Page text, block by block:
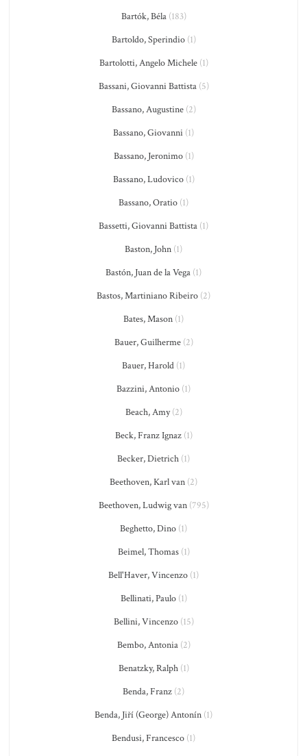
Bartók, Béla(183)
Bartoldo, Sperindio(1)
Bartolotti, Angelo Michele(1)
Bassani, Giovanni Battista(5)
Bassano, Augustine(2)
Bassano, Giovanni (1)
Bassano, Jeronimo(1)
Bassano, Ludovico(1)
Bassano, Oratio (1)
Bassetti, Giovanni Battista (1)
Baston, John (1)
Bastón, Juan de la Vega (1)
Bastos, Martiniano Ribeiro (2)
Bates, Mason (1)
Bauer, Guilherme(2)
Bauer, Harold (1)
Bazzini, Antonio (1)
Beach, Amy(2)
Beck, Franz Ignaz(1)
Becker, Dietrich (1)
Beethoven, Karl van (2)
Beethoven, Ludwig van(795)
Beghetto, Dino (1)
Beimel, Thomas(1)
Bell'Haver, Vincenzo (1)
Bellinati, Paulo(1)
Bellini, Vincenzo(15)
Bembo, Antonia(2)
Benatzky, Ralph(1)
Benda, Franz (2)
Benda, Jiří (George) Antonín (1)
Bendusi, Francesco (1)